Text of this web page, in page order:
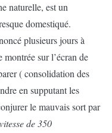
naturelle, est un
domestiqué.
plusieurs jours à
montrée sur l’écran de
( consolidation des
en supputant les
le mauvais sort par
de 350